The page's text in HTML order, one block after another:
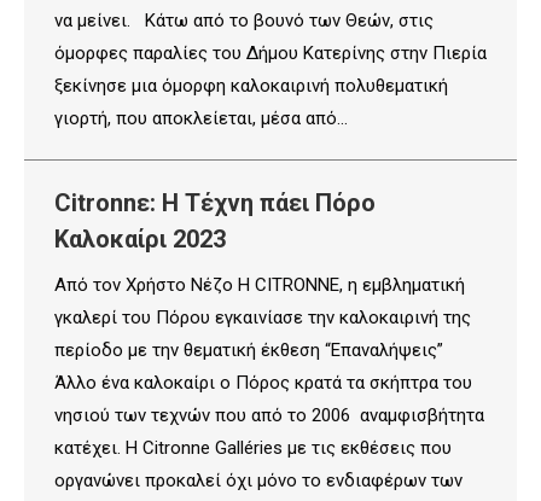
να μείνει. Κάτω από το βουνό των Θεών, στις
όμορφες παραλίες του Δήμου Κατερίνης στην Πιερία
ξεκίνησε μια όμορφη καλοκαιρινή πολυθεματική
γιορτή, που αποκλείεται, μέσα από…
Citronnε: Η Τέχνη πάει Πόρο
Καλοκαίρι 2023
Από τον Χρήστο Νέζο Η CITRONNE, η εμβληματική
γκαλερί του Πόρου εγκαινίασε την καλοκαιρινή της
περίοδο με την θεματική έκθεση “Επαναλήψεις”
Άλλο ένα καλοκαίρι ο Πόρος κρατά τα σκήπτρα του
νησιού των τεχνών που από το 2006 αναμφισβήτητα
κατέχει. Η Citronne Galléries με τις εκθέσεις που
οργανώνει προκαλεί όχι μόνο το ενδιαφέρων των